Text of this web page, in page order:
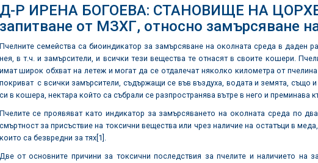
Д-Р ИРЕНА БОГОЕВА: СТАНОВИЩЕ НА ЦОРХВ
запитване от МЗХГ, относно замърсяване
Пчелните семейства са биоиндикатор за замърсяване на околната среда в даден
нея, в т.ч. и замърсители, и всички тези вещества те отнасят в своите кошери.
имат широк обхват на летеж и могат да се отдалечат няколко километра от
покриват с всички замърсители, съдържащи се във въздуха, водата и земята, също
си в кошера, нектара който са събрали се разпространява вътре в него и преминава
Пчелите се проявяват като индикатор за замърсяването на околната среда по
смъртност за присъствие на токсични вещества или чрез наличие на остатъци в
които са безвредни за тях[1] .
Две от основните причини за токсични последствия за пчелите и наличието на